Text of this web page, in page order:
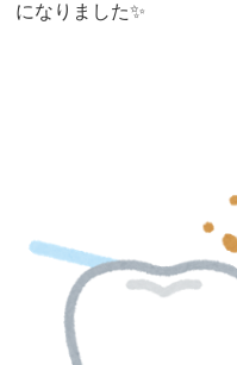
になりました✨